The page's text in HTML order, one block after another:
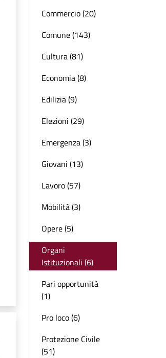
Commercio (20)
Comune (143)
Cultura (81)
Economia (8)
Edilizia (9)
Elezioni (29)
Emergenza (3)
Giovani (13)
Lavoro (57)
Mobilità (3)
Opere (5)
Organi
Istituzionali (6)
Pari opportunità
(1)
Pro loco (6)
Protezione Civile
(51)